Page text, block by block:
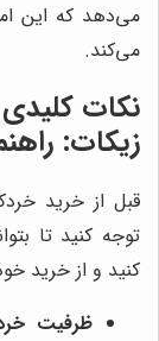
می‌دهد که این
می‌کند.
نکات
زیکات:
قبل از خرید
توجه کنید تا
کنید و از خرید
ظرفیت